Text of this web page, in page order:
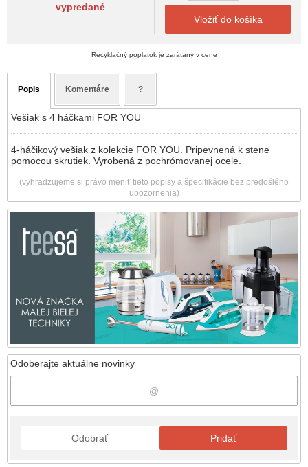
Odoberajte aktuálne novinky
Odobrať Pridať
vypredané
Vložiť do košíka
Recyklačný poplatok je zarátaný v cene
Popis Komentáre ?
Vešiak s 4 háčkami FOR YOU
4-háčikový vešiak z kolekcie FOR YOU. Pripevnená k stene
pomocou skrutiek. Vyrobená z pochrómovanej ocele.
(vyhradzujeme si právo meniť tieto popisy a špecifikácie bez predošlého
upozornenia)